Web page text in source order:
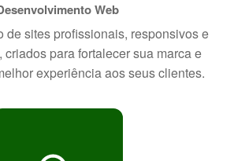
Web
de sites profissionais, responsivos e
criados para fortalecer sua marca e
experiência aos seus clientes.